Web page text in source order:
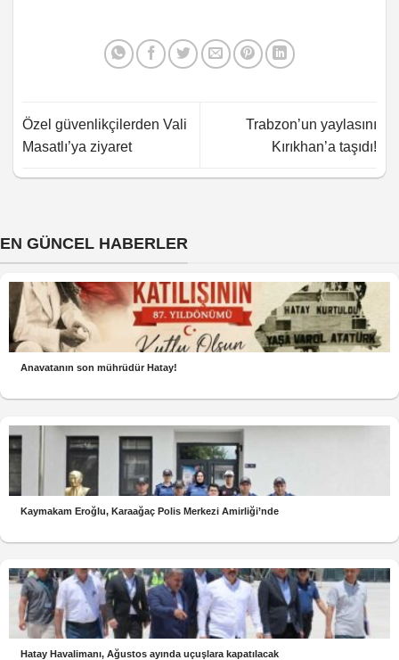
Özel güvenlikçilerden Vali
Masatlı’ya ziyaret
Trabzon’un yaylasını
Kırıkhan’a taşıdı!
EN GÜNCEL HABERLER
Anavatanın son mührüdür Hatay!
Kaymakam Eroğlu, Karaağaç Polis Merkezi Amirliği’nde
Hatay Havalimanı, Ağustos ayında uçuşlara kapatılacak